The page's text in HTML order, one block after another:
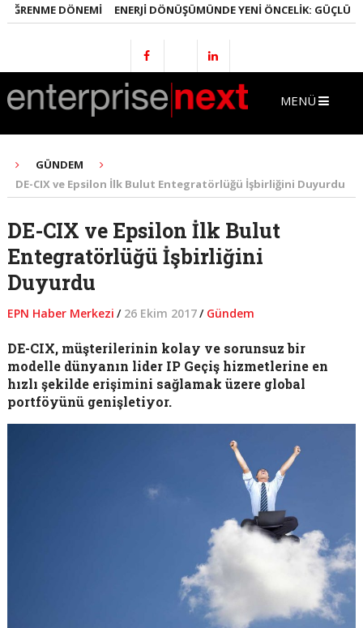
DÖNEMI ENERJI DÖNÜŞÜMÜNDE YENI ÖNCELIK: GÜÇLÜ
MENÜ
GÜNDEM
DE-CIX ve Epsilon İlk Bulut Entegratörlüğü İşbirliğini Duyurdu
DE-CIX ve Epsilon İlk Bulut
Entegratörlüğü İşbirliğini
Duyurdu
EPN Haber Merkezi / 26 Ekim 2017/ Gündem
DE-CIX, müşterilerinin kolay ve sorunsuz bir
modelle dünyanın lider IP Geçiş hizmetlerine en
hızlı şekilde erişimini sağlamak üzere global
portföyünü genişletiyor.